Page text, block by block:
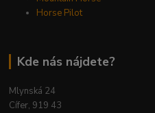
Horse Pilot
Kde nás nájdete?
Mlynská 24
Cífer, 919 43